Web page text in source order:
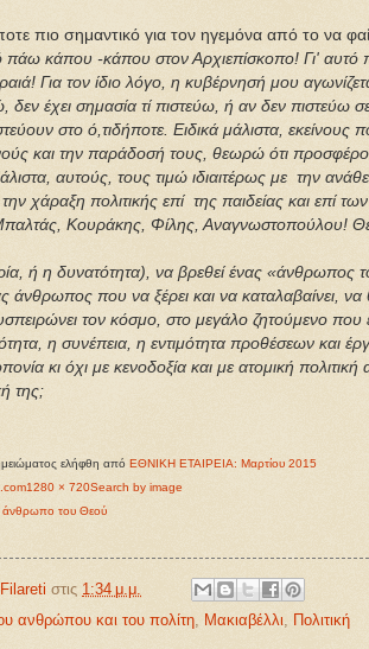
πιο σημαντικό για τον ηγεμόνα από το να
πάω κάπου -κάπου στον Αρχιεπίσκοπο! Γι' αυτό
Για τον ίδιο λόγο, η κυβέρνησή μου
έχει σημασία τί πιστεύω, ή αν δεν πιστεύω
στο ό,τιδήποτε. Ειδικά μάλιστα, εκείνους
και την παράδοσή τους, θεωρώ ότι
αυτούς, τους τιμώ ιδιαιτέρως με την
την χάραξη πολιτικής επί της παιδείας και επί
Κουράκης, Φίλης, Αναγνωστοπούλου!
ή η δυνατότητα), να βρεθεί ένας «άνθρωπος
άνθρωπος που να ξέρει και να καταλαβαίνει, να
τον κόσμο, στο μεγάλο ζητούμενο που
η συνέπεια, η εντιμότητα προθέσεων και
κι όχι με κενοδοξία και με ατομική
της;
ελήφθη από ΕΘΝΙΚΗ ΕΤΑΙΡΕΙΑ: Μαρτίου 2015
1280 × 720Search by image
άνθρωπο του Θεού
Filareti στις 1:34 μ.μ.
ανθρώπου και του πολίτη, Μακιαβέλλι, Πολιτική